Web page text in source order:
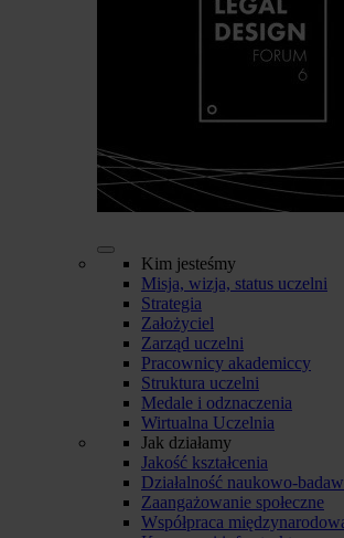
Kim jesteśmy
Misja, wizja, status uczelni
Strategia
Założyciel
Zarząd uczelni
Pracownicy akademiccy
Struktura uczelni
Medale i odznaczenia
Wirtualna Uczelnia
Jak działamy
Jakość kształcenia
Działalność naukowo-
Zaangażowanie społeczne
Współpraca